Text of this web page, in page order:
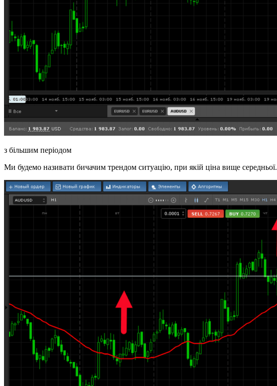
з більшим періодом
Ми будемо називати бичачим трендом ситуацію, при якій ціна вище середньої.